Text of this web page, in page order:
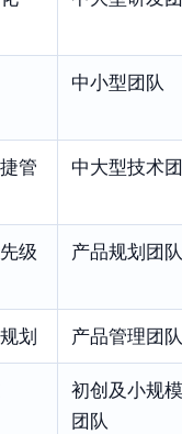
中小型团队
管
中大型技术
级
产品规划团队
划 产品管理团队
初创及小规
团队